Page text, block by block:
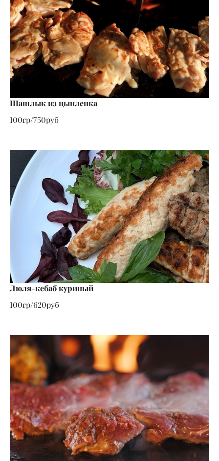
Шашлык из цыпленка
100гр/750руб
Люля-кебаб куриный
100гр/620руб